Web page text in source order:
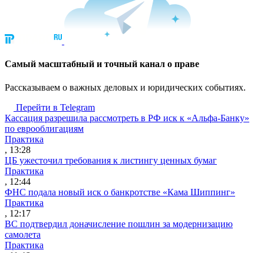
Cамый масштабный и точный канал о праве
Рассказываем о важных деловых и юридических событиях.
Перейти в Telegram
Кассация разрешила рассмотреть в РФ иск к «Альфа-Банку»
по еврооблигациям
Практика
, 13:28
ЦБ ужесточил требования к листингу ценных бумаг
Практика
, 12:44
ФНС подала новый иск о банкротстве «Кама Шиппинг»
Практика
, 12:17
ВС подтвердил доначисление пошлин за модернизацию
самолета
Практика